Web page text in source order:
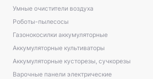
Умные очистители воздуха
Роботы-пылесосы
Газонокосилки аккумуляторные
Аккумуляторные культиваторы
Аккумуляторные кусторезы, сучкорезы
Варочные панели электрические